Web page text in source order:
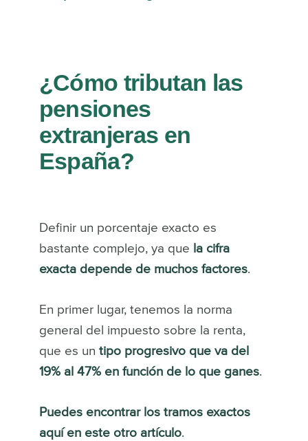
¿Cómo tributan las
pensiones
extranjeras en
España?
Definir un porcentaje exacto es
bastante complejo, ya que la cifra
exacta depende de muchos factores.
En primer lugar, tenemos la norma
general del impuesto sobre la renta,
que es un tipo progresivo que va del
19% al 47% en función de lo que ganes.
Puedes encontrar los tramos exactos
aquí en este otro artículo.